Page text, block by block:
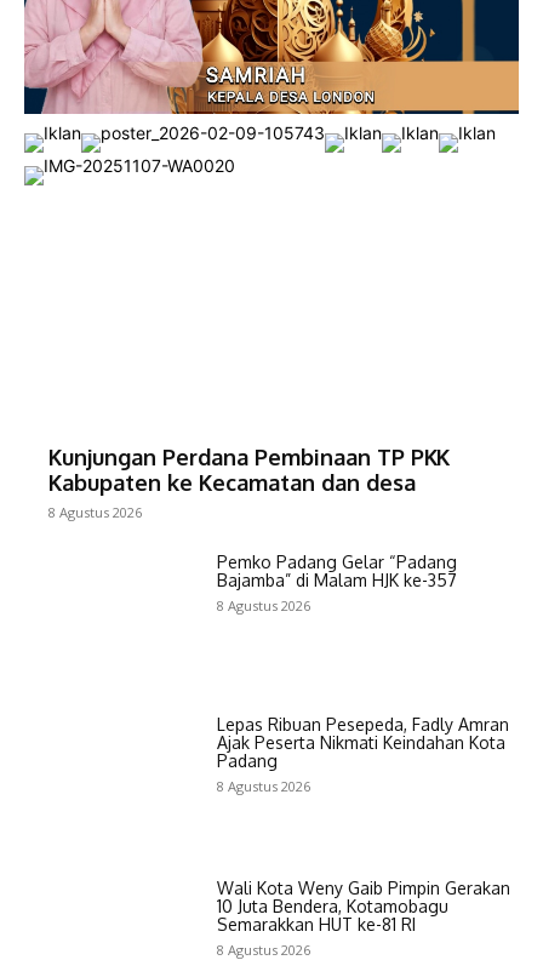
Kunjungan Perdana Pembinaan TP PKK
Kabupaten ke Kecamatan dan desa
8 Agustus 2026
Pemko Padang Gelar “Padang
Bajamba” di Malam HJK ke-357
8 Agustus 2026
Lepas Ribuan Pesepeda, Fadly Amran
Ajak Peserta Nikmati Keindahan Kota
Padang
8 Agustus 2026
Wali Kota Weny Gaib Pimpin Gerakan
10 Juta Bendera, Kotamobagu
Semarakkan HUT ke-81 RI
8 Agustus 2026